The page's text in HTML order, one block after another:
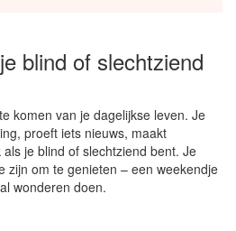
blind of slechtziend
komen van je dagelijkse leven. Je
proeft iets nieuws, maakt
als je blind of slechtziend bent. Je
zijn om te genieten – een weekendje
wonderen doen.